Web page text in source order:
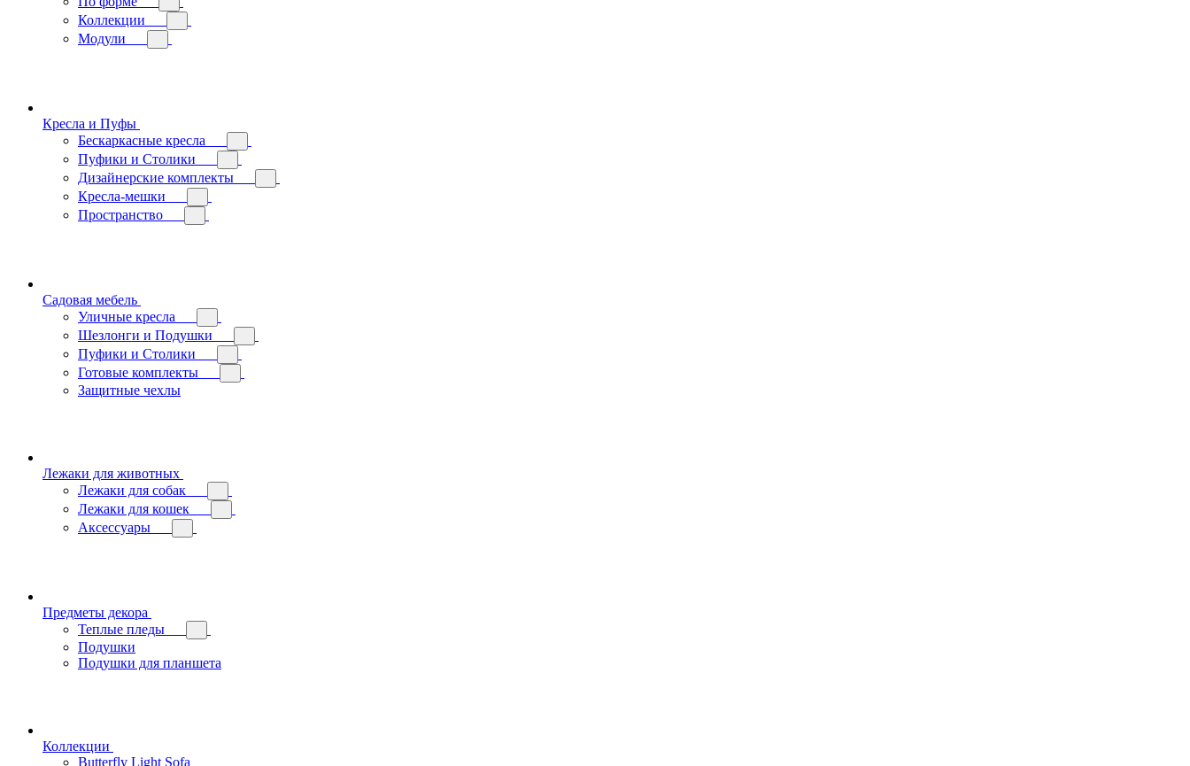
Коллекции
Модули
Кресла и Пуфы
Бескаркасные кресла
Пуфики и Столики
Дизайнерские комплекты
Кресла-мешки
Пространство
Садовая мебель
Уличные кресла
Шезлонги и Подушки
Пуфики и Столики
Готовые комплекты
Защитные чехлы
Лежаки для животных
Лежаки для собак
Лежаки для кошек
Аксессуары
Предметы декора
Теплые пледы
Подушки
Подушки для планшета
Коллекции
Butterfly Light Sofa